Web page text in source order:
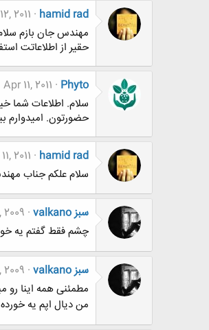
hamid rad
2011
حقير از اطلاعاتت
Phyto
Apr 11, 2011
سلام. اطلاعات شما
حضورتون. امیدوارم
hamid rad
2011
سلام علكم جناب
valkano سبز
2009
چشم فقط گفتم یه
valkano سبز
2009
مطمئنی همه اینا رو
من دیال اپم یه